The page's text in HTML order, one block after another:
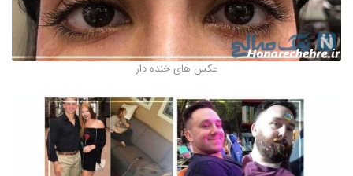
عکس های خنده دار